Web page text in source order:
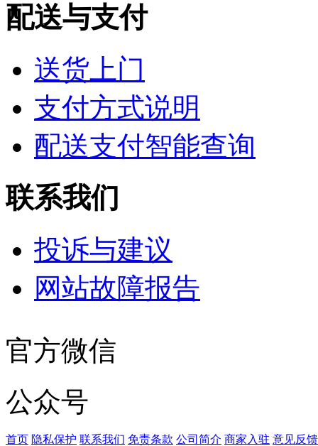
配送与支付
送货上门
支付方式说明
配送支付智能查询
联系我们
投诉与建议
网站故障报告
官方微信
公众号
首页 隐私保护 联系我们 免责条款 公司简介 商家入驻 意见反馈